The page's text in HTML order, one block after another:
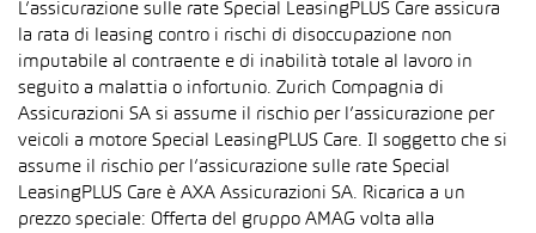
L’assicurazione sulle rate Special LeasingPLUS Care assicura
la rata di leasing contro i rischi di disoccupazione non
imputabile al contraente e di inabilità totale al lavoro in
seguito a malattia o infortunio. Zurich Compagnia di
Assicurazioni SA si assume il rischio per l’assicurazione per
veicoli a motore Special LeasingPLUS Care. Il soggetto che si
assume il rischio per l’assicurazione sulle rate Special
LeasingPLUS Care è AXA Assicurazioni SA. Ricarica a un
prezzo speciale: Offerta del gruppo AMAG volta alla